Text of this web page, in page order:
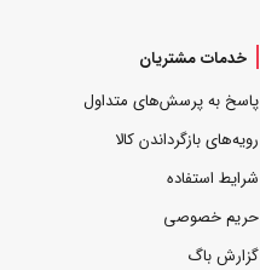
خدمات مشتریان
پاسخ به پرسش‌های متداول
رویه‌های بازگرداندن کالا
شرایط استفاده
حریم خصوصی
گزارش باگ